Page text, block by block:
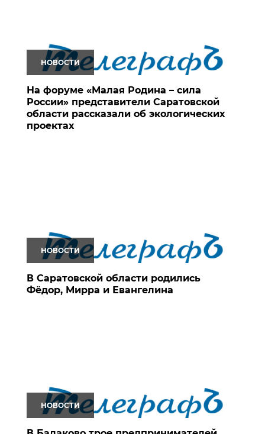
НОВОСТИ
На форуме «Малая Родина – сила
России» представители Саратовской
области рассказали об экологических
проектах
НОВОСТИ
В Саратовской области родились
Фёдор, Мирра и Евангелина
НОВОСТИ